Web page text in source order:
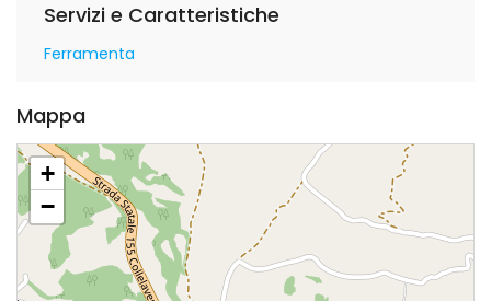
Servizi e Caratteristiche
Ferramenta
Mappa
+
−